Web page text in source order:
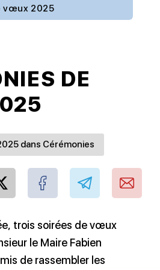
vœux 2025
DE
dans Cérémonies
trois soirées de vœux
le Maire Fabien
de rassembler les